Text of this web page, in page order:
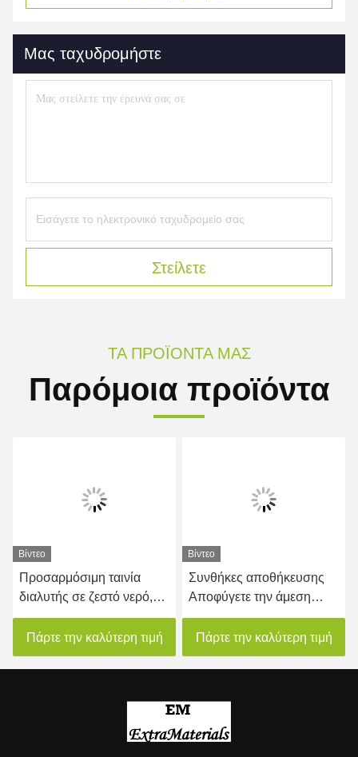
Μας ταχυδρομήστε
Στείλετε
ΤΑ ΠΡΟΪΌΝΤΑ ΜΑΣ
Παρόμοια προϊόντα
Βίντεο
Προσαρμόσιμη ταινία
διαλυτής σε ζεστό νερό,
απλή διαφανής επιφάνεια
Πάρτε την καλύτερη τιμή
Βίντεο
Συνθήκες αποθήκευσης
Αποφύγετε την άμεση
ηλιακή ακτινοβολία
Διαλυτή ταινία για ζεστό
νερό 300-400%
Επιμήκυνση κατά το
Πάρτε την καλύτερη τιμή